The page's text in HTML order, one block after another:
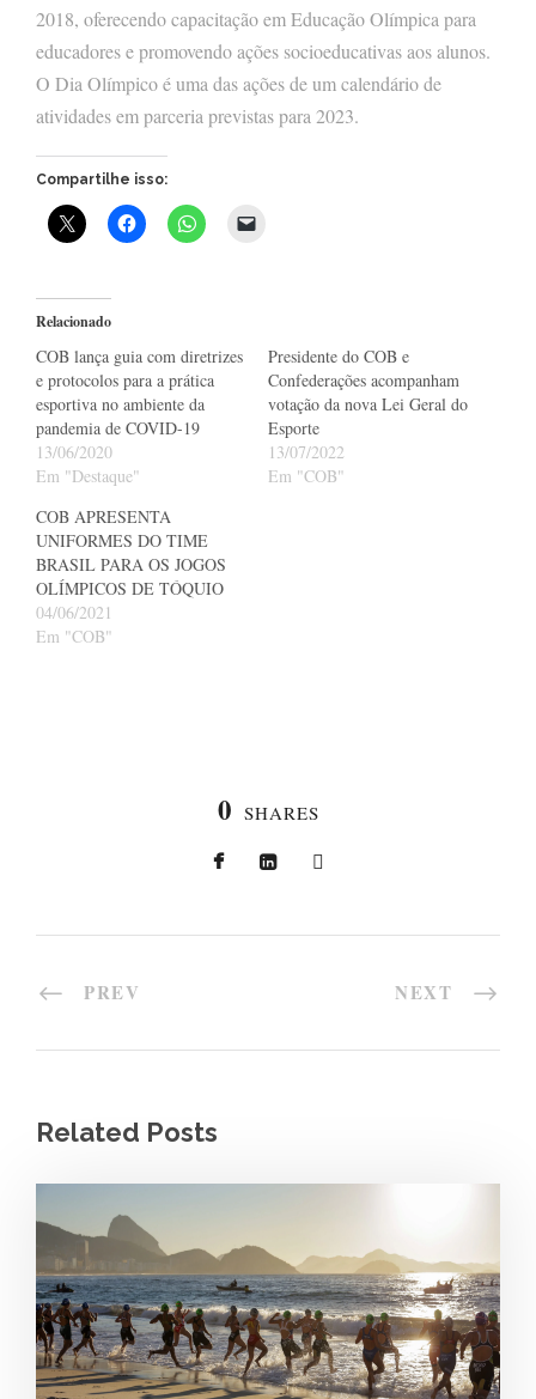
2018, oferecendo capacitação em Educação Olímpica para
educadores e promovendo ações socioeducativas aos alunos.
O Dia Olímpico é uma das ações de um calendário de
atividades em parceria previstas para 2023.
Compartilhe isso:
Relacionado
COB lança guia com diretrizes
e protocolos para a prática
esportiva no ambiente da
pandemia de COVID-19
13/06/2020
Em "Destaque"
Presidente do COB e
Confederações acompanham
votação da nova Lei Geral do
Esporte
13/07/2022
Em "COB"
COB APRESENTA
UNIFORMES DO TIME
BRASIL PARA OS JOGOS
OLÍMPICOS DE TÓQUIO
04/06/2021
Em "COB"
0 SHARES
PREV NEXT
Related Posts